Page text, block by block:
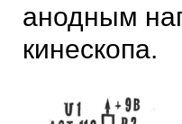
анодным
кинескопа.